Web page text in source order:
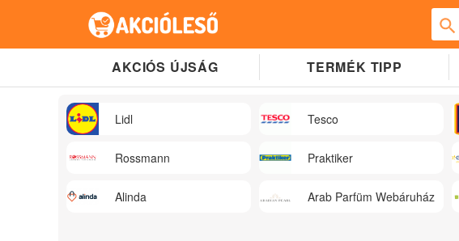
AKCIÓS ÚJSÁG TERMÉK TIPP
Lidl Tesco
Rossmann Praktiker
Alinda Arab Parfüm Webáruház